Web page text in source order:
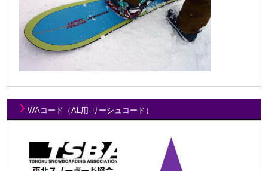
WAコード（AL用-リーシュコード）